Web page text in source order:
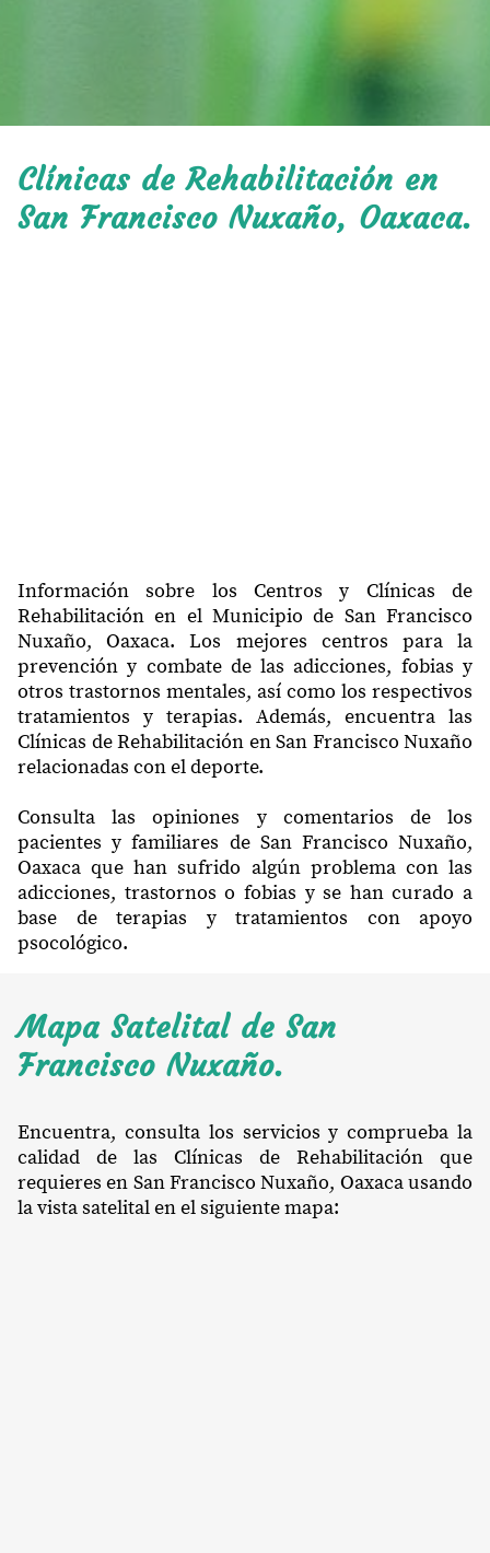
Clínicas de Rehabilitación en
San Francisco Nuxaño, Oaxaca.
Información sobre los Centros y Clínicas de
Rehabilitación en el Municipio de San Francisco
Nuxaño, Oaxaca. Los mejores centros para la
prevención y combate de las adicciones, fobias y
otros trastornos mentales, así como los respectivos
tratamientos y terapias. Además, encuentra las
Clínicas de Rehabilitación en San Francisco Nuxaño
relacionadas con el deporte.
Consulta las opiniones y comentarios de los
pacientes y familiares de San Francisco Nuxaño,
Oaxaca que han sufrido algún problema con las
adicciones, trastornos o fobias y se han curado a
base de terapias y tratamientos con apoyo
psocológico.
Mapa Satelital de San
Francisco Nuxaño.
Encuentra, consulta los servicios y comprueba la
calidad de las Clínicas de Rehabilitación que
requieres en San Francisco Nuxaño, Oaxaca usando
la vista satelital en el siguiente mapa: